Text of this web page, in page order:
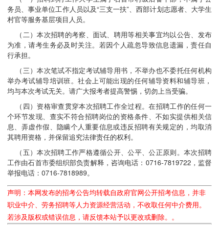
务员、事业单位工作人员以及“三支一扶”、西部计划志愿者、大学生
村官等服务基层项目人员。
（二）本次招聘的考察、面试、聘用等相关事宜均以公告、发布
为准，请考生务必及时关注。若因个人疏忽导致信息遗漏，责任自
行承担。
（三）本次笔试不指定考试辅导用书，不举办也不委托任何机构
举办考试辅导培训班。社会上可能出现的任何辅导资料和辅导班，
均与本次考试无关。请广大报考者提高警惕，切勿上当受骗。
（四）资格审查贯穿本次招聘工作全过程。在招聘工作的任何一
个环节发现、查实不符合招聘岗位的资格条件、不如实提供相关信
息、弄虚作假、隐瞒个人重要信息或违反招聘有关规定的，均取消
其聘用资格，并保留追究法律责任的权利。
（五）本次招聘工作严格遵循公开、公平、公正原则。本次招聘
工作由石首市委组织部负责解释，咨询电话：0716-7819722，监督
举报电话：0716-7818989。
声明：本网发布的招考公告均转载自政府官网公开招考信息，并非
职业中介、劳务招聘等人力资源经营活动，不收取任何中介费用。
若涉及版权或错误信息，请反馈本站予以更改或删除。。